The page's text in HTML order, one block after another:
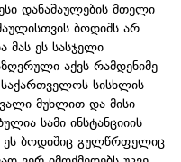
დანაშაულების მთელი
ბოდიშს არ
მას ეს სასჯელი
აქვს რამდენიმე
საქართველოს სისხლის
მუხლით და მისი
სამი ინსტანციიის
ეს ბოდიშიც გულწრფელიც